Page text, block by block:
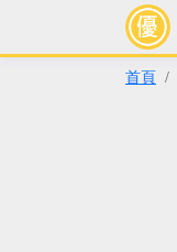
首頁